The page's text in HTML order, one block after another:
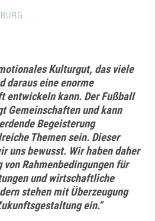
Kulturgut, das viele
daraus eine enorme
entwickeln kann. Der Fußball
Gemeinschaften und kann
Begeisterung
Themen sein. Dieser
uns bewusst. Wir haben daher
Rahmenbedingungen für
und wirtschaftliche
stehen mit Überzeugung
ein.“